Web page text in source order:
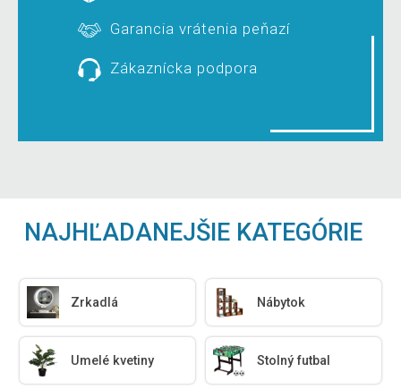
Garancia vrátenia peňazí
Zákaznícka podpora
NAJHĽADANEJŠIE KATEGÓRIE
Zrkadlá Nábytok
Umelé kvetiny Stolný futbal